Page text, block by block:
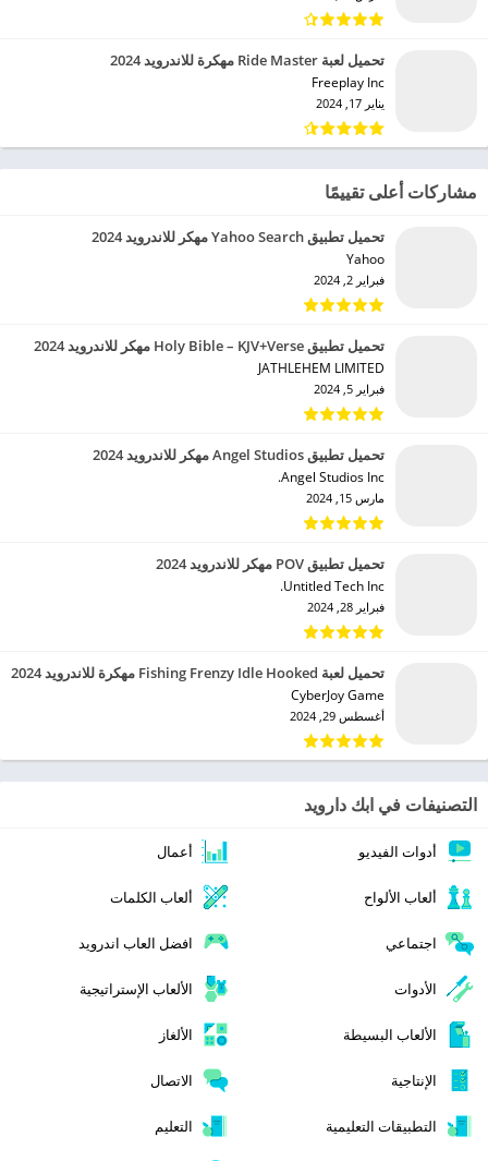
تحميل لعبة Ride Master مهكرة للاندرويد 2024
Freeplay Inc‏
يناير 17, 2024
مشاركات أعلى تقييمًا
تحميل تطبيق Yahoo Search مهكر للاندرويد 2024
Yahoo‏
فبراير 2, 2024
تحميل تطبيق Holy Bible – KJV+Verse مهكر للاندرويد 2024
JATHLEHEM LIMITED‏
فبراير 5, 2024
تحميل تطبيق Angel Studios مهكر للاندرويد 2024
Angel Studios Inc.‏
مارس 15, 2024
تحميل تطبيق POV مهكر للاندرويد 2024
Untitled Tech Inc.‏
فبراير 28, 2024
تحميل لعبة Fishing Frenzy Idle Hooked مهكرة للاندرويد 2024
CyberJoy Game‏
أغسطس 29, 2024
التصنيفات في ابك دارويد
أدوات الفيديو أعمال
ألعاب الألواح ألعاب الكلمات
اجتماعي افضل العاب اندرويد
الأدوات الألعاب الإستراتيجية
الألعاب البسيطة الألغاز
الإنتاجية الاتصال
التطبيقات التعليمية التعليم